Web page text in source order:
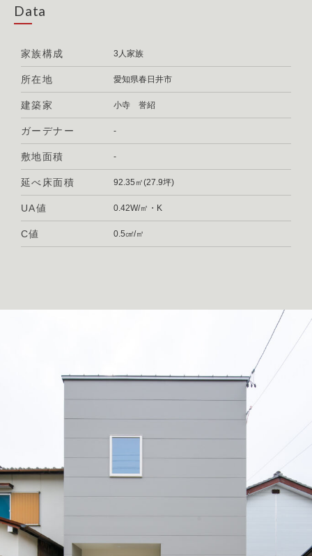
Data
家族構成 3人家族
所在地 愛知県春日井市
建築家 小寺 誉紹
ガーデナー -
敷地面積 -
延べ床面積 92.35㎡(27.9坪)
UA値 0.42W/㎡・K
C値 0.5㎠/㎡